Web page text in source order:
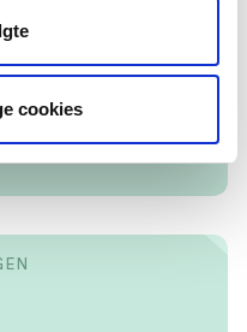
cookies
madlavning, var
golf, paddle og